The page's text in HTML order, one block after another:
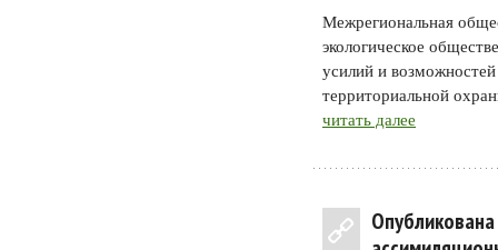
Межрегиональная
экологическое
усилий и
территориальной
читать далее